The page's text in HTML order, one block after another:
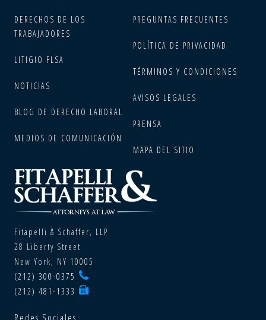
DERECHOS DE LOS
TRABAJADORES
LITIGIO FLSA
NOTICIAS
BLOG DE DERECHO LABORAL
MEDIOS DE COMUNICACIÓN
PREGUNTAS FRECUENTES
POLÍTICA DE PRIVACIDAD
TÉRMINOS Y CONDICIONES
AVISOS LEGALES
PRENSA
MAPA DEL SITIO
Fitapelli & Schaffer, LLP
28 Liberty Street
New York, NY 10005
(212) 300-0375
(212) 481-1333